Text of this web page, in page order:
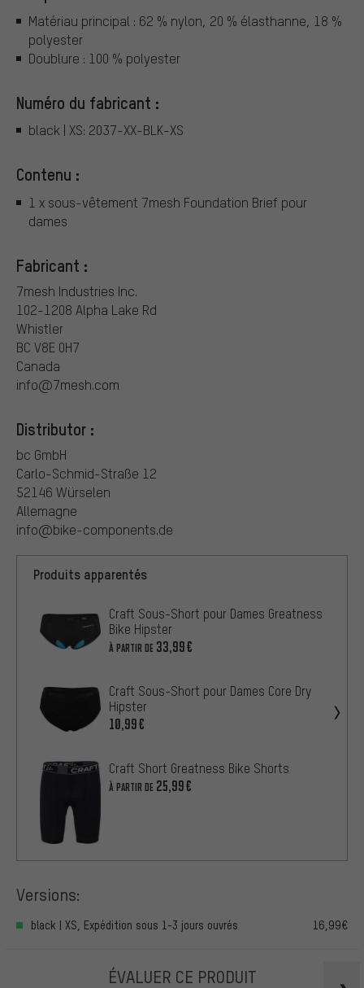
Matériau principal : 62 % nylon, 20 % élasthanne, 18 %
polyester
Doublure : 100 % polyester
Numéro du fabricant :
black | XS: 2037-XX-BLK-XS
Contenu :
1 x sous-vêtement 7mesh Foundation Brief pour
dames
Fabricant :
7mesh Industries Inc.
102-1208 Alpha Lake Rd
Whistler
BC V8E 0H7
Canada
info@7mesh.com
Distributor :
bc GmbH
Carlo-Schmid-Straße 12
52146 Würselen
Allemagne
info@bike-components.de
Produits apparentés
Craft Sous-Short pour Dames Greatness
Bike Hipster
À PARTIR DE 33,99€
Craft Sous-Short pour Dames Core Dry
Hipster
10,99€
Craft Short Greatness Bike Shorts
À PARTIR DE 25,99€
Versions:
black | XS, Expédition sous 1-3 jours ouvrés 16,99€
ÉVALUER CE PRODUIT